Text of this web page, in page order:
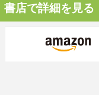
書店で詳細を見る